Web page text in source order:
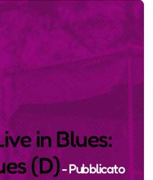
in Blues:
(D)- Pubblicato